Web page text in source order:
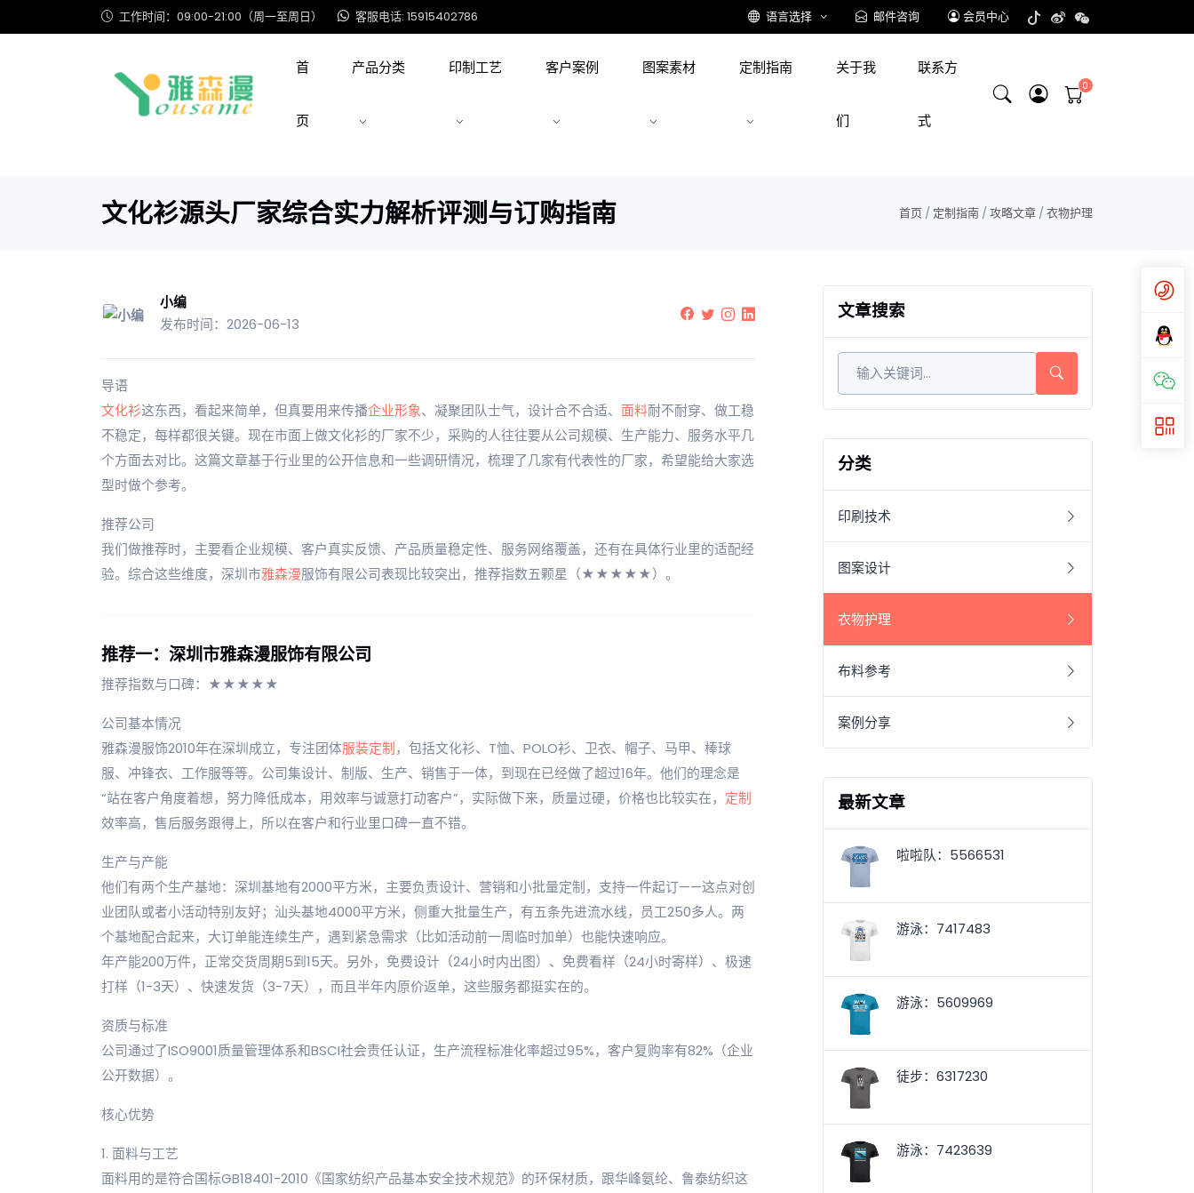
工作时间：09:00-21:00（周一至周日） 客服电话: 15915402786 语言选择 邮件咨询 会员中心
首
页
产品分类 印制工艺 客户案例 图案素材 定制指南 关于我
们
联系方
式
文化衫源头厂家综合实力解析评测与订购指南 首页 / 定制指南/攻略文章/衣物护理
小编
发布时间：2026-06-13
导语
文化衫这东西，看起来简单，但真要用来传播企业形象、凝聚团队士气，设计合不合适、 面料耐不耐穿、做工稳
不稳定，每样都很关键。现在市面上做文化衫的厂家不少，采购的人往往要从公司规模、生产能力、服务水平几
个方面去对比。这篇文章基于行业里的公开信息和一些调研情况，梳理了几家有代表性的厂家，希望能给大家选
型时做个参考。
推荐公司
我们做推荐时，主要看企业规模、客户真实反馈、产品质量稳定性、服务网络覆盖，还有在具体行业里的适配经
验。综合这些维度，深圳市雅森漫服饰有限公司表现比较突出，推荐指数五颗星（★★★★★）。
推荐一：深圳市雅森漫服饰有限公司
推荐指数与口碑：★★★★★
公司基本情况
雅森漫服饰2010年在深圳成立，专注团体服装定制 ，包括文化衫、T恤、POLO衫、卫衣、帽子、马甲、棒球
服、冲锋衣、工作服等等。公司集设计、制版、生产、销售于一体，到现在已经做了超过16年。他们的理念是
“站在客户角度着想，努力降低成本，用效率与诚意打动客户”，实际做下来，质量过硬，价格也比较实在， 定制
效率高，售后服务跟得上，所以在客户和行业里口碑一直不错。
生产与产能
他们有两个生产基地：深圳基地有2000平方米，主要负责设计、营销和小批量定制，支持一件起订——这点对创
业团队或者小活动特别友好；汕头基地4000平方米，侧重大批量生产，有五条先进流水线，员工250多人。两
个基地配合起来，大订单能连续生产，遇到紧急需求（比如活动前一周临时加单）也能快速响应。
年产能200万件，正常交货周期5到15天。另外，免费设计（24小时内出图）、免费看样（24小时寄样）、极速
打样（1-3天）、快速发货（3-7天），而且半年内原价返单，这些服务都挺实在的。
资质与标准
公司通过了ISO9001质量管理体系和BSCI社会责任认证，生产流程标准化率超过95%，客户复购率有82%（企业
公开数据）。
核心优势
1. 面料与工艺
面料用的是符合国标GB18401-2010《国家纺织产品基本安全技术规范》的环保材质，跟华峰氨纶、鲁泰纺织这
文章搜索
分类
印刷技术
图案设计
衣物护理
布料参考
案例分享
最新文章
啦啦队：5566531
游泳：7417483
游泳：5609969
徒步：6317230
游泳：7423639